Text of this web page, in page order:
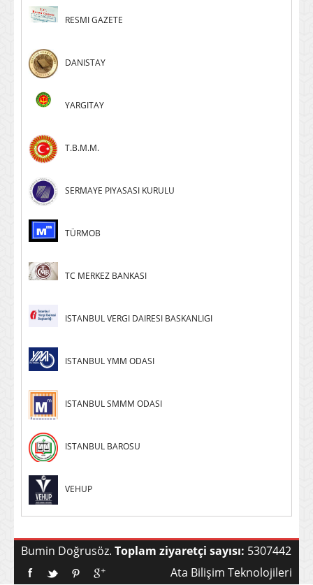
RESMI GAZETE
DANISTAY
YARGITAY
T.B.M.M.
SERMAYE PIYASASI KURULU
TÜRMOB
TC MERKEZ BANKASI
ISTANBUL VERGI DAIRESI BASKANLIGI
ISTANBUL YMM ODASI
ISTANBUL SMMM ODASI
ISTANBUL BAROSU
VEHUP
Bumin Doğrusöz. Toplam ziyaretçi sayısı: 5307442
Ata Bilişim Teknolojileri